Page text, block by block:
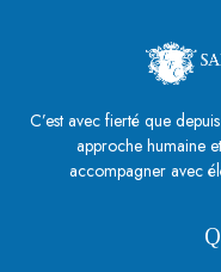
C’est avec fierté que
approche humaine
accompagner avec